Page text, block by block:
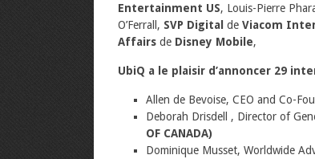
Entertainment US, Louis-Pierre
O’Ferrall, SVP Digital de Viacom
Affairs de Disney Mobile,
UbiQ a le plaisir d’annoncer 29
Allen de Bevoise, CEO and Co-
Deborah Drisdell , Director of
OF CANADA)
Dominique Musset, Worldwide